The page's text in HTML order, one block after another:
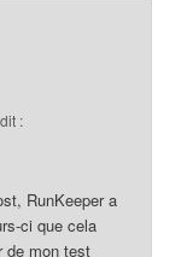
:
RunKeeper a
ci que cela
de mon test